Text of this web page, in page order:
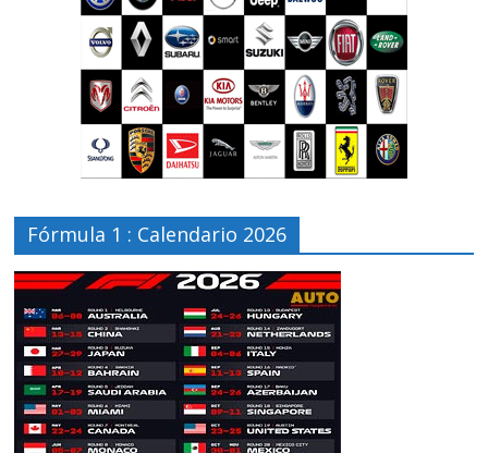
Fórmula 1 : Calendario 2026